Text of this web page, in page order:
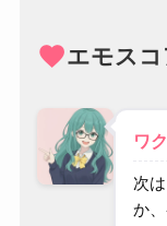
favoriteエモス
ワ
次
か